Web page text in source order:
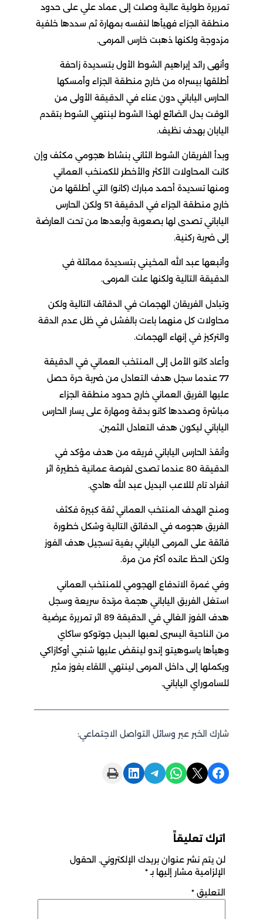
تمريرة طولية عالية وصلت إلى عماد علي على حدود
منطقة الجزاء فهيأها لنفسه بمهارة ثم سددها خلفية
مزدوجة ولكنها ذهبت خارس المرمى.
وأنهى رائد إبراهيم الشوط الأول بتسديدة زاحفة
أطلقها بيسراه من خارج منطقة الجزاء وأمسكها
الحارس الياباني دون عناء في الدقيقة الأولى من
الوقت بدل الضائع لهذا الشوط لينتهي الشوط بتقدم
اليابان بهدف نظيف.
وبدأ الفريقان الشوط الثاني بنشاط هجومي مكثف وإن
كانت المحاولات الأكثر والأخطر للكمنخب العماني
ومنها تسديدة أحمد مبارك (كانو) التي أطلقها من
خارج منطقة الجزاء في الدقيقة 51 ولكن الحارس
الياباني تصدى لها بصعوبة وأبعدها من تحت العارضة
إلى ضربة ركنية.
وأتبعها عبد الله المخيني بتسديدة مماثلة في
الدقيقة التالية ولكنها علت المرمى.
وتبادل الفريقان الهجمات في الدقائف التالية ولكن
محاولات كل منهما باءت بالفشل في ظل عدم الدقة
والتركيز في إنهاء الهجمات.
وأعاد كانو الأمل إلى المنتخب العماني في الدقيقة
77 عندما سجل هدف التعادل من ضربة حرة حصل
عليها الفريق العماني خارج حدود منطقة الجزاء
مباشرة وصددها كانو بدقة ومهارة على يسار الحارس
الياباني ليكون هدف التعادل الثمين.
وأنقذ الحارس الياباني فريقه من هدف مؤكد في
الدقيقة 80 عندما تصدى لفرصة عمانية خطيرة اثر
انفراد تام لللاعب البديل عبد الله هادي.
ومنح الهدف المنتخب العماني ثقة كبيرة فكثف
الفريق هجومه في الدقائق التالية وشكل خطورة
فائقة على المرمى الياباني بغية تسجيل هدف الفوز
ولكن الحظ عانده أكثر من مرة.
وفي غمرة الاندفاع الهجومي للمنتخب العماني
استغل الفريق الياباني هجمة مرتدة سريعة وسجل
هدف الفوز الغالي في الدقيقة 89 اثر تمريرة عرضية
من الناحية اليسرى لعبها البديل جوتوكو ساكاي
وهيأها ياسوهيتو إندو لينقض عليها شنجي أوكازاكي
ويكملها إلى داخل المرمى لينتهي اللقاء بفوز مثير
للساموراي الياباني.
شارك الخبر عبر وسائل التواصل الاجتماعي:
Share on Facebook
Share on X
Share on WhatsApp
Share on Telegram
Share on LinkedIn
Print this Page
اترك تعليقاً
لن يتم نشر عنوان بريدك الإلكتروني. الحقول
الإلزامية مشار إليها بـ*
التعليق *